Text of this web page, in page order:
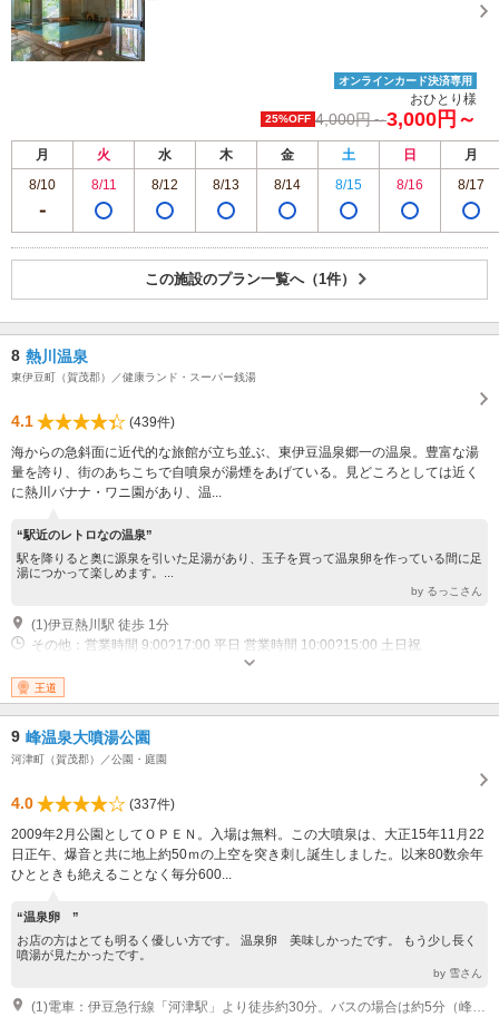
オンラインカード決済専用
おひとり様
25%OFF 4,000円～3,000円～
月 火 水 木 金 土 日
月
8/10
8/11 8/12 8/13 8/14 8/15 8/16 8/17
この施設のプラン一覧へ（1件）
8 熱川温泉
東伊豆町（賀茂郡）／健康ランド・スーパー銭湯
4.1
(439件)
海からの急斜面に近代的な旅館が立ち並ぶ、東伊豆温泉郷一の温泉。豊富な湯
量を誇り、街のあちこちで自噴泉が湯煙をあげている。見どころとしては近く
に熱川バナナ・ワニ園があり、温...
“駅近のレトロなの温泉”
駅を降りると奥に源泉を引いた足湯があり、玉子を買って温泉卵を作っている間に足
湯につかって楽しめます。...
by るっこさん
(1)伊豆熱川駅 徒歩 1分
その他：営業時間 9:00?17:00 平日 営業時間 10:00?15:00 土日祝
王道
9 峰温泉大噴湯公園
河津町（賀茂郡）／公園・庭園
4.0
(337件)
2009年2月公園としてＯＰＥＮ。入場は無料。この大噴泉は、大正15年11月22
日正午、爆音と共に地上約50ｍの上空を突き刺し誕生しました。以来80数余年
ひとときも絶えることなく毎分600...
“温泉卵 ”
お店の方はとても明るく優しい方です。 温泉卵 美味しかったです。 もう少し長く
噴湯が見たかったです。
by 雪さん
(1)電車：伊豆急行線「河津駅」より徒歩約30分。バスの場合は約5分（峰温泉バス停下車）